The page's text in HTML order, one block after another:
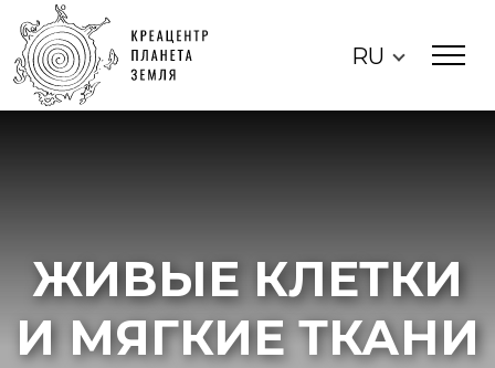
RU
ЖИВЫЕ КЛЕТКИ
И МЯГКИЕ ТКАНИ